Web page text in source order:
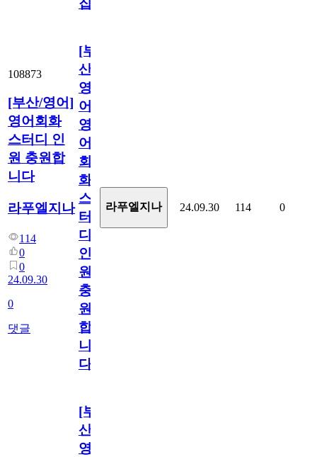
집!
108873
[부산/영어]
영어회화
스터디 인
원 충원합
니다
라푸엘지나
114
0
0
24.09.30
0
댓글
[부
산/
영
어]
영
어
회
화
스
터
디
인
원
충
원
합
니
다
라푸엘지나 24.09.30 114 0
[부
산/
영